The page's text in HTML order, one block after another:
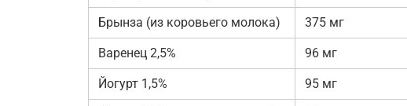
Брынза (из коровьего молока) 375 мг
Варенец 2,5% 96 мг
Йогурт 1,5% 95 мг